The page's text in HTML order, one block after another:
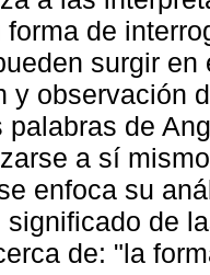
de
surgir
y observación
palabras de
a sí
enfoca su
significado de
de: "la